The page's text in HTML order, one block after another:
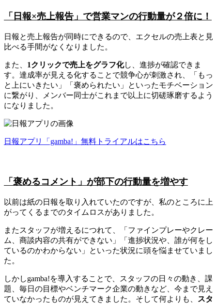
「日報×売上報告」で営業マンの行動量が２倍に！
日報と売上報告が同時にできるので、エクセルの売上表と見
比べる手間がなくなりました。
また、 1クリックで売上をグラフ化し、進捗が確認できま
す。達成率が見える化することで競争心が刺激され、「もっ
と上にいきたい」「褒められたい」といったモチベーション
に繋がり、メンバー同士がこれまで以上に切磋琢磨するよう
になりました。
日報アプリ「gamba!」無料トライアルはこちら
「褒めるコメント」が部下の行動量を増やす
以前は紙の日報を取り入れていたのですが、私のところに上
がってくるまでのタイムロスがありました。
またスタッフが増えるにつれて、「ファインプレーやクレー
ム、商談内容の共有ができない」「進捗状況や、誰が何をし
ているのかわからない」といった状況に頭を悩ませていまし
た。
しかしgamba!を導入することで、スタッフの日々の動き、課
題、毎日の目標やベンチマーク企業の動きなど、今まで見え
ていなかったものが見えてきました。そして何よりも、
スタ